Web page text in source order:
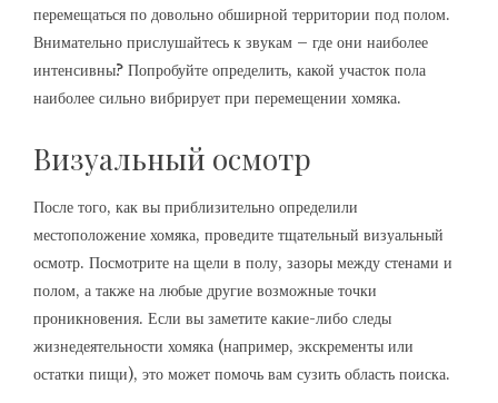
перемещаться по довольно обширной территории под полом.
Внимательно прислушайтесь к звукам – где они наиболее
интенсивны? Попробуйте определить, какой участок пола
наиболее сильно вибрирует при перемещении хомяка.
Визуальный осмотр
После того, как вы приблизительно определили
местоположение хомяка, проведите тщательный визуальный
осмотр. Посмотрите на щели в полу, зазоры между стенами и
полом, а также на любые другие возможные точки
проникновения. Если вы заметите какие-либо следы
жизнедеятельности хомяка (например, экскременты или
остатки пищи), это может помочь вам сузить область поиска.